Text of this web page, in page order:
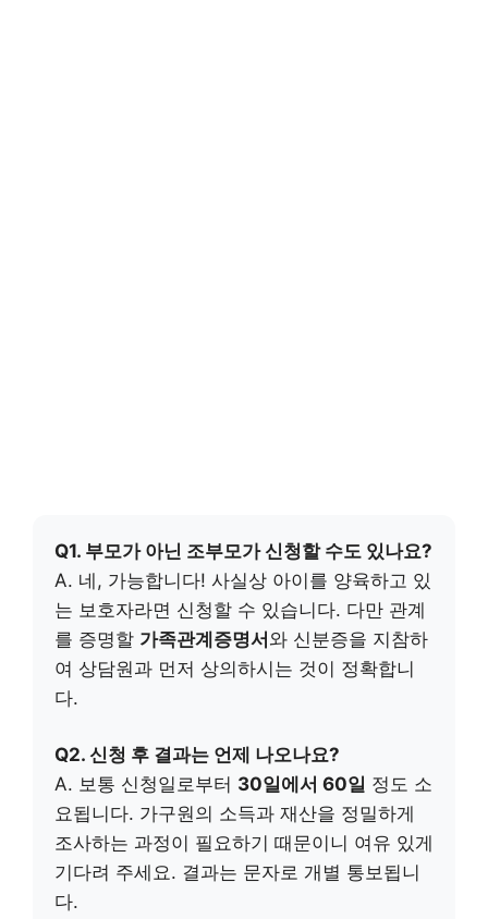
Q1. 부모가 아닌 조부모가 신청할 수도 있나요?
A. 네, 가능합니다! 사실상 아이를 양육하고 있
는 보호자라면 신청할 수 있습니다. 다만 관계
를 증명할 가족관계증명서와 신분증을 지참하
여 상담원과 먼저 상의하시는 것이 정확합니
다.
Q2. 신청 후 결과는 언제 나오나요?
A. 보통 신청일로부터 30일에서 60일 정도 소
요됩니다. 가구원의 소득과 재산을 정밀하게
조사하는 과정이 필요하기 때문이니 여유 있게
기다려 주세요. 결과는 문자로 개별 통보됩니
다.